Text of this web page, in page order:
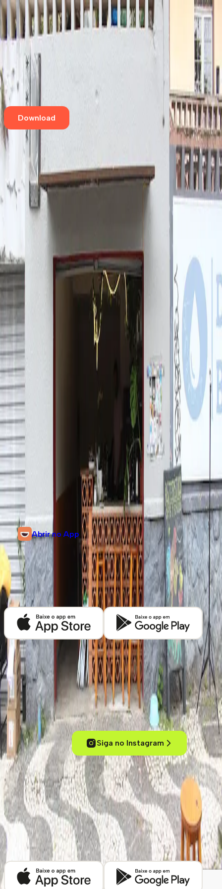
Home
Cursos e Workshops
Loja
Empresas
Blog
Contato
Download
Aqui tem café especial
Asteristico Cafés
Batel ,Curitiba
R. Comendador Araújo, 969B
Aqui tem café especial
Curitiba
Asteristico Cafés
Sobre o Asteristico Cafés
OAsteristico Cafés é um espaço em Curitiba , no bairro Batel,
oferece cafés especiais e faz parte da curadoria do Kafex.
Selecionado pela nossa equipe, o local foi avaliado por oferecer uma
boa experiência para quem busca onde tomar café especial em
Curitiba
, seja em uma cafeteria, restaurante ou outro tipo de
estabelecimento.
Aqui no Kafex, conectamos você aos lugares que realmente valem a
pena para explorar o universo dos cafés especiais em
Curitiba, com
opções que vão desde espresso até métodos filtrados.
Se você está em busca de lugares com café especial emCuritiba
Asteristico Cafés
é uma ótima opção para incluir no seu roteiro.
Informações
R. Comendador Araújo, 969B
Batel, Curitiba, Paraná
@asteristico.cafe
Abrir no App
Descubra mais cafeterias emCuritiba
Baixe o app Kafex e encontre as melhores cafeterias de café especial
perto de você.
Experimente cafés de um jeito inteligente
Conecte-se com outros amantes de café, acesse conteúdos
exclusivos, descubra cafeterias pelo mundo e mergulhe no universo
dos cafés especiais.
ola@kafex.com.br Siga no Instagram
Home
Eventos
Cursos e Workshops
Loja
Empresas
Blog
Contato
Cafeterias
Sobre
Termos de usoPolítica de Privacidade